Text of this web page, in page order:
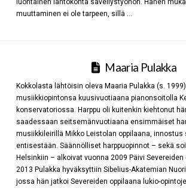
luontainen lähtökohta sävellystyöhön. Hänen
muuttaminen ei ole tarpeen, sillä …
Maaria Pulakka
Kokkolasta lähtöisin oleva Maaria Pulakka (s.
musiikkiopintonsa kuusivuotiaana pianonsoitolla
konservatoriossa. Harppu oli kuitenkin kiehtonut
saadessaan seitsemänvuotiaana ensimmäiset
musiikkileirillä Mikko Leistolan oppilaana,
entisestään. Säännölliset harppuopinnot – sekä
Helsinkiin – alkoivat vuonna 2009 Päivi Severeiden
2013 Pulakka hyväksyttiin Sibelius-Akatemian
jossa hän jatkoi Severeiden oppilaana lukio-